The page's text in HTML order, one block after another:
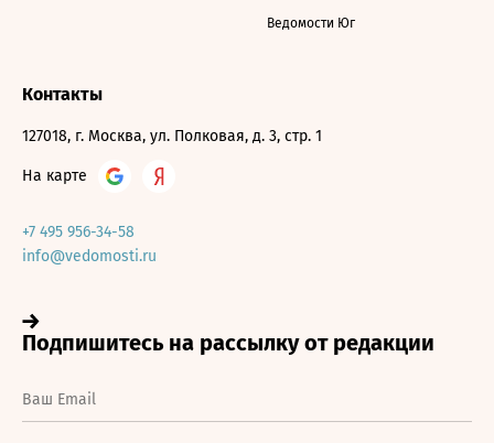
Ведомости Юг
Контакты
127018, г. Москва, ул. Полковая, д. 3, стр. 1
На карте
+7 495 956-34-58
info@vedomosti.ru